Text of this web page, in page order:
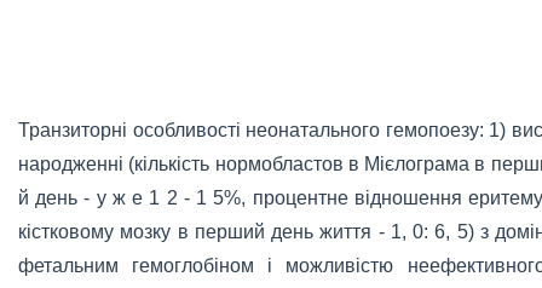
Транзиторні особливості неонатального гемопоезу: 1)
народженні (кількість нормобластов в Мієлограма в
й день - у ж е 1 2 - 1 5%, процентне відношення
кістковому мозку в перший день життя - 1, 0: 6, 5) з
фетальним гемоглобіном і можливістю